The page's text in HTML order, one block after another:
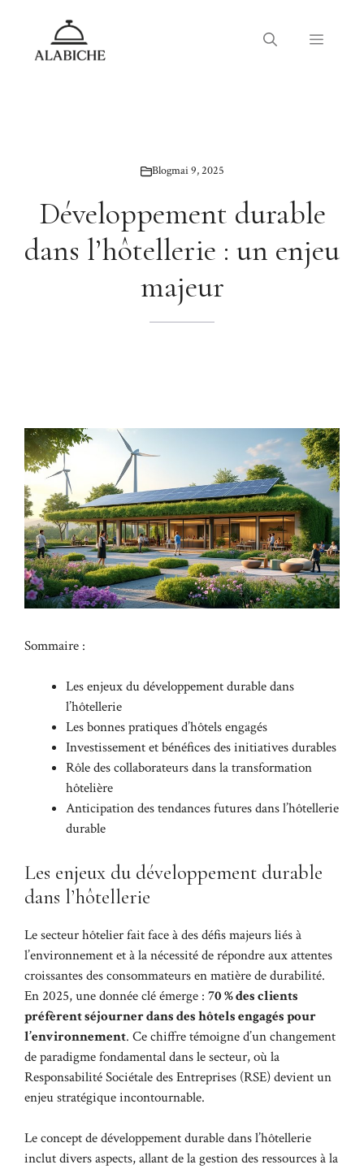
contenu
Menu
Blogmai 9, 2025
Développement durable
dans l’hôtellerie : un enjeu
majeur
Sommaire :
Les enjeux du développement durable dans
l’hôtellerie
Les bonnes pratiques d’hôtels engagés
Investissement et bénéfices des initiatives durables
Rôle des collaborateurs dans la transformation
hôtelière
Anticipation des tendances futures dans l’hôtellerie
durable
Les enjeux du développement durable
dans l’hôtellerie
Le secteur hôtelier fait face à des défis majeurs liés à
l’environnement et à la nécessité de répondre aux attentes
croissantes des consommateurs en matière de durabilité.
En 2025, une donnée clé émerge : 70 % des clients
préfèrent séjourner dans des hôtels engagés pour
l’environnement. Ce chiffre témoigne d’un changement
de paradigme fondamental dans le secteur, où la
Responsabilité Sociétale des Entreprises (RSE) devient un
enjeu stratégique incontournable.
Le concept de développement durable dans l’hôtellerie
inclut divers aspects, allant de la gestion des ressources à la